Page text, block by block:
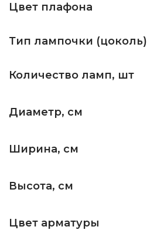
Цвет плафона
Тип лампочки (цоколь)
Количество ламп, шт
Диаметр, см
Ширина, см
Высота, см
Цвет арматуры